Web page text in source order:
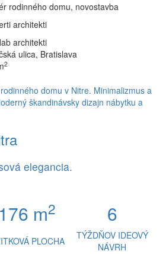
rodinného domu, novostavba
architekti
architekti
ulica, Bratislava
2
elegancia.
176 m2 6
PLOCHA
TÝŽDŇOV IDEOVÝ
NÁVRH